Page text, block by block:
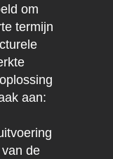
om
termijn
aan:
de